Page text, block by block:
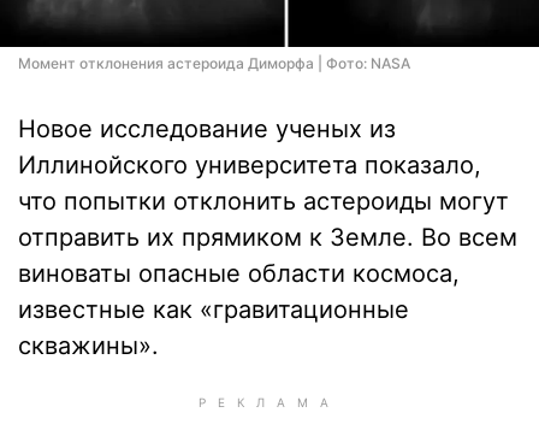
Момент отклонения астероида Диморфа | Фото: NASA
Новое исследование ученых из
Иллинойского университета показало,
что попытки отклонить астероиды могут
отправить их прямиком к Земле. Во всем
виноваты опасные области космоса,
известные как «гравитационные
скважины».